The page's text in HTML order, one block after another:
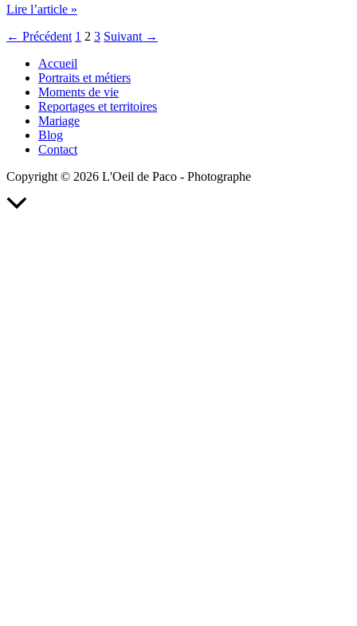
Entrainement
trampoline
Lire l’article »
← Précédent 1 2 3 Suivant →
Accueil
Portraits et métiers
Moments de vie
Reportages et territoires
Mariage
Blog
Contact
Copyright © 2026 L'Oeil de Paco - Photographe